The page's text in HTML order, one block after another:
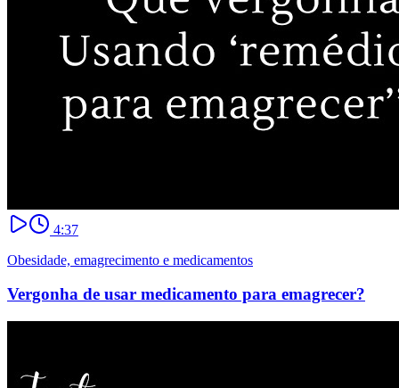
4:37
Obesidade, emagrecimento e medicamentos
Vergonha de usar medicamento para emagrecer?